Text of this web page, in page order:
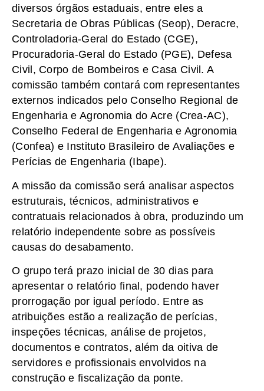
diversos órgãos estaduais, entre eles a
Secretaria de Obras Públicas (Seop), Deracre,
Controladoria-Geral do Estado (CGE),
Procuradoria-Geral do Estado (PGE), Defesa
Civil, Corpo de Bombeiros e Casa Civil. A
comissão também contará com representantes
externos indicados pelo Conselho Regional de
Engenharia e Agronomia do Acre (Crea-AC),
Conselho Federal de Engenharia e Agronomia
(Confea) e Instituto Brasileiro de Avaliações e
Perícias de Engenharia (Ibape).
A missão da comissão será analisar aspectos
estruturais, técnicos, administrativos e
contratuais relacionados à obra, produzindo um
relatório independente sobre as possíveis
causas do desabamento.
O grupo terá prazo inicial de 30 dias para
apresentar o relatório final, podendo haver
prorrogação por igual período. Entre as
atribuições estão a realização de perícias,
inspeções técnicas, análise de projetos,
documentos e contratos, além da oitiva de
servidores e profissionais envolvidos na
construção e fiscalização da ponte.